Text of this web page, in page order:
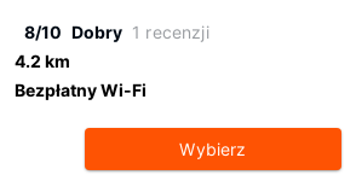
8/10 Dobry 1 recenzji
4.2 km
Bezpłatny Wi-Fi
Wybierz